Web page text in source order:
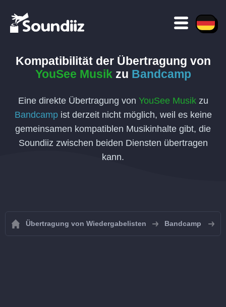
Kompatibilität der Übertragung von
YouSee Musik zu Bandcamp
Eine direkte Übertragung von YouSee Musikzu
Bandcampist derzeit nicht möglich, weil es keine
gemeinsamen kompatiblen Musikinhalte gibt, die
Soundiiz zwischen beiden Diensten übertragen
kann.
Übertragung von Wiedergabelisten Bandcamp